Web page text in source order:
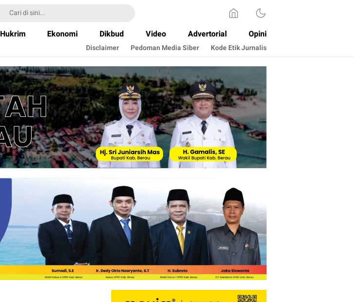
Hukrim Ekonomi Dikbud Video Advertorial Opini
Disclaimer Pedoman Media Siber Kode Etik Jurnalis